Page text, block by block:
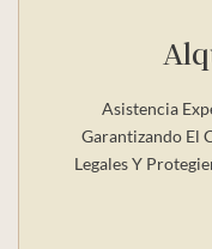
Asistencia
Garantizando El
Legales Y